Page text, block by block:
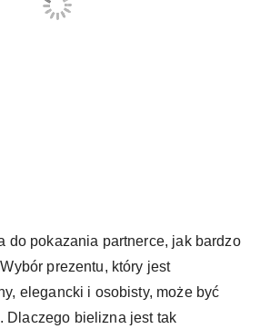
do pokazania partnerce, jak bardzo
prezentu, który jest
elegancki i osobisty, może być
Dlaczego bielizna jest tak